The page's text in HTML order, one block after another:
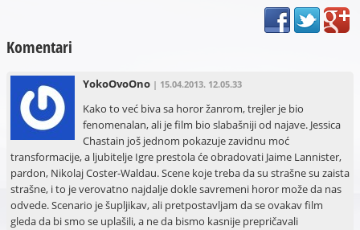
Komentari
YokoOvoOno | 15.04.2013. 12.05.33
Kako to već biva sa horor žanrom, trejler je bio
fenomenalan, ali je film bio slabašniji od najave. Jessica
Chastain još jednom pokazuje zavidnu moć
transformacije, a ljubitelje Igre prestola će obradovati Jaime Lannister,
pardon, Nikolaj Coster-Waldau. Scene koje treba da su strašne su zaista
strašne, i to je verovatno najdalje dokle savremeni horor može da nas
odvede. Scenario je šupljikav, ali pretpostavljam da se ovakav film
gleda da bi smo se uplašili, a ne da bismo kasnije prepričavali